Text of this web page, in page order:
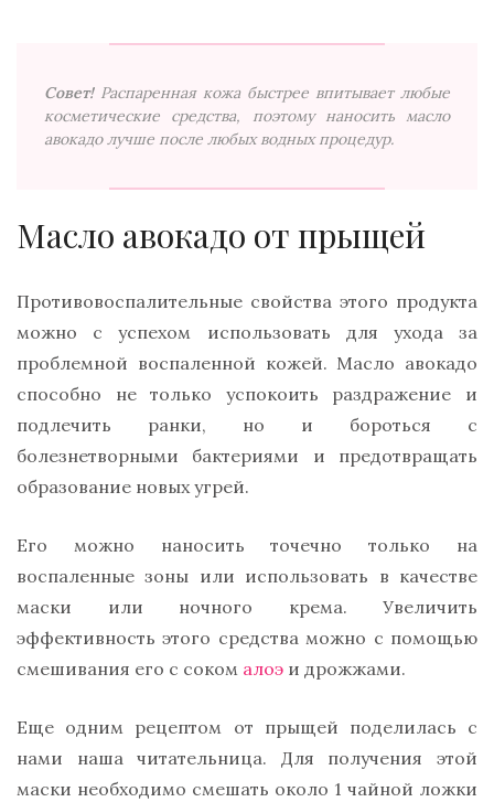
Совет! Распаренная кожа быстрее впитывает любые
косметические средства, поэтому наносить масло
авокадо лучше после любых водных процедур.
Масло авокадо от прыщей
Противовоспалительные свойства этого продукта
можно с успехом использовать для ухода за
проблемной воспаленной кожей. Масло авокадо
способно не только успокоить раздражение и
подлечить ранки, но и бороться с
болезнетворными бактериями и предотвращать
образование новых угрей.
Его можно наносить точечно только на
воспаленные зоны или использовать в качестве
маски или ночного крема. Увеличить
эффективность этого средства можно с помощью
смешивания его с соком алоэ и дрожжами.
Еще одним рецептом от прыщей поделилась с
нами наша читательница. Для получения этой
маски необходимо смешать около 1 чайной ложки